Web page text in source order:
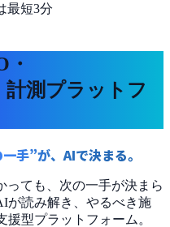
最短3分
・
測プラットフ
手”が、AIで決まる。
っても、次の一手が決まら
読み解き、 やるべき施
援型プラットフォーム 。